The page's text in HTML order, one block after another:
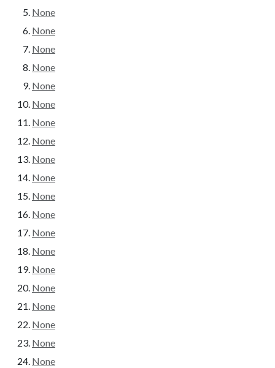
None
None
None
None
None
None
None
None
None
None
None
None
None
None
None
None
None
None
None
None